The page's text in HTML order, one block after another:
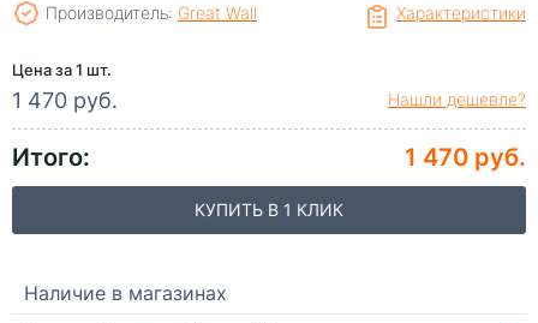
Характеристики
Производитель: Great Wall
Цена за 1 шт.
1 470 руб. Нашли дешевле?
Итого: 1 470 руб.
КУПИТЬ В 1 КЛИК
Наличие в магазинах